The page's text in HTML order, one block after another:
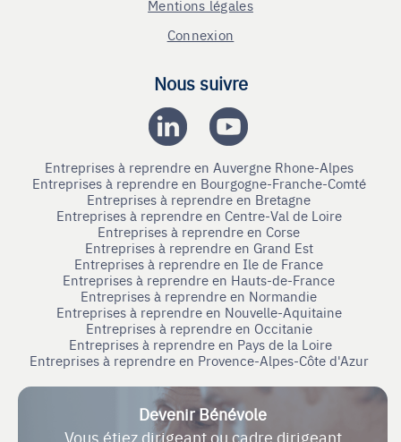
Mentions légales
Connexion
Nous suivre
Entreprises à reprendre en Auvergne Rhone-Alpes
Entreprises à reprendre en Bourgogne-Franche-Comté
Entreprises à reprendre en Bretagne
Entreprises à reprendre en Centre-Val de Loire
Entreprises à reprendre en Corse
Entreprises à reprendre en Grand Est
Entreprises à reprendre en Ile de France
Entreprises à reprendre en Hauts-de-France
Entreprises à reprendre en Normandie
Entreprises à reprendre en Nouvelle-Aquitaine
Entreprises à reprendre en Occitanie
Entreprises à reprendre en Pays de la Loire
Entreprises à reprendre en Provence-Alpes-Côte d'Azur
Devenir Bénévole
Vous étiez dirigeant ou cadre dirigeant